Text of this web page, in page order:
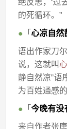
绝反思，‘过
的死循环。”
● 「心凉自然
语出作家刀
说，这就叫
静自然凉”语
为百姓通感
● 「今晚有没
来自作者张